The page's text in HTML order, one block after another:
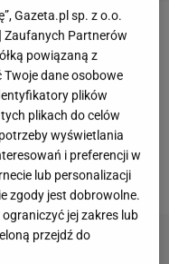
pierwszy w historii
ćwierćfinałów
Legends. Dla
drużyny ze
grupowej.
Gazeta.pl sp. z o.o.
Zaufanych Partnerów
powiązaną z
dane osobowe
plików
plikach do celów
wyświetlania
i preferencji w
lub personalizacji
zgody jest dobrowolne.
jej zakres lub
przejdź do